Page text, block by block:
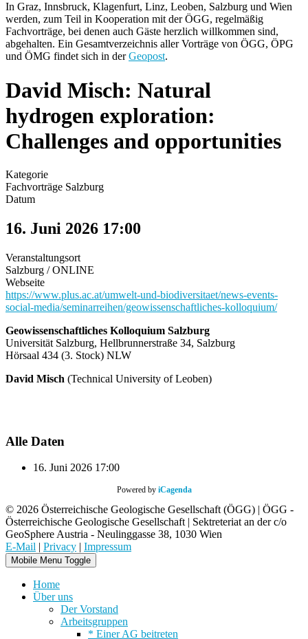
In Graz, Innsbruck, Klagenfurt, Linz, Leoben, Salzburg und Wien
werden, zum Teil in Kooperation mit der ÖGG, regelmäßig
Fachvorträge, bei denen auch Gäste herzlich willkommen sind,
abgehalten. Ein Gesamtverzeichnis aller Vorträge von ÖGG, ÖPG
und ÖMG findet sich in derGeopost.
David Misch: Natural
hydrogen exploration:
Challenges and opportunities
Kategorie
Fachvorträge Salzburg
Datum
16. Juni 2026 17:00
Veranstaltungsort
Salzburg / ONLINE
Webseite
https://www.plus.ac.at/umwelt-und-biodiversitaet/news-events-
social-media/seminarreihen/geowissenschaftliches-kolloquium/
Geowissenschaftliches Kolloquium Salzburg
Universität Salzburg, Hellbrunnerstraße 34, Salzburg
Hörsaal 434 (3. Stock) NLW
David Misch (Technical University of Leoben)
Alle Daten
16. Juni 2026 17:00
Powered by iCagenda
© 2026 Österreichische Geologische Gesellschaft (ÖGG) | ÖGG -
Österreichische Geologische Gesellschaft | Sektreteriat an der c/o
GeoSphere Austria - Neulinggasse 38, 1030 Wien
E-Mail | Privacy | Impressum
Mobile Menu Toggle
Home
Über uns
Der Vorstand
Arbeitsgruppen
* Einer AG beitreten